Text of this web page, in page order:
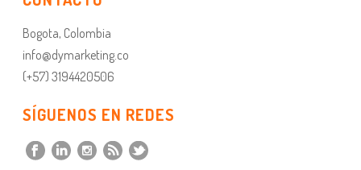
Bogota, Colombia
info@dymarketing.co
(+57) 3194420506
SÍGUENOS EN REDES